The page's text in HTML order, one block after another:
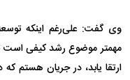
وی گفت: علی‌رغم اینکه
مهمتر موضوع رشد کیفی است
ارتقا یابد، در جریان هستم